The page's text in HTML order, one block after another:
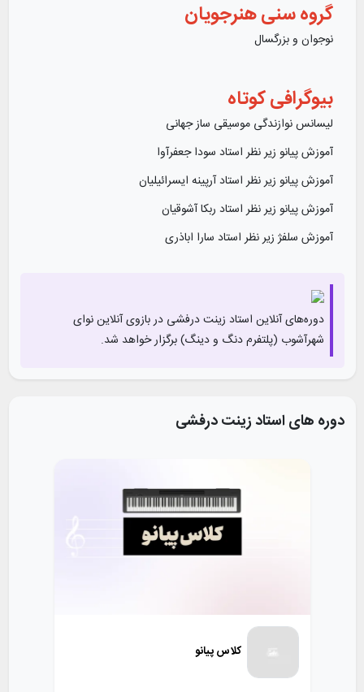
گروه سنی هنرجویان
نوجوان و بزرگسال
بیوگرافی کوتاه
لیسانس نوازندگی موسیقی ساز جهانی
آموزش پیانو زیر نظر استاد سودا جعفرآوا
آموزش پیانو زیر نظر استاد آرپینه ایسرائیلیان
آموزش پیانو زیر نظر استاد ربکا آشوقیان
آموزش سلفژ زیر نظر استاد سارا اباذری
آموزش تاریخ موسیقی و همنوازی زیر نظر استاد دکتر آذین موحد
مستر کلاس استاد دلبر حکیم اوا
دوره‌های آنلاین استاد زینت درفشی در بازوی آنلاین‌ نوای
شهرآشوب (پلتفرم دنگ و دینگ) برگزار خواهد شد.
دوره های استادزینت درفشی
کلاس پیانو